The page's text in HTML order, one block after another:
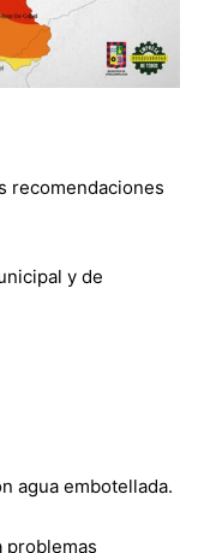
recomendaciones
y de
agua embotellada.
problemas